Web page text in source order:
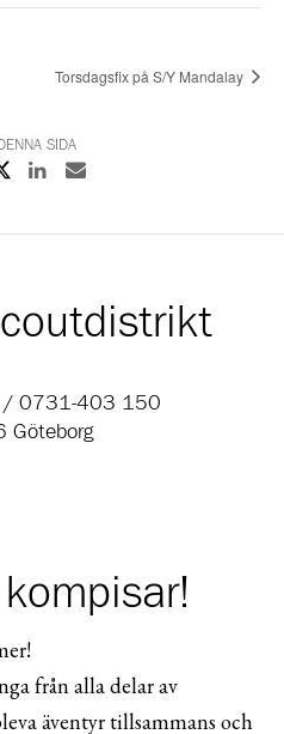
Torsdagsfix på S/Y Mandalay
SIDA
Facebook
på X
Dela på Linkedin
Dela med E-post
/ 0731-403 150
Göteborg
från alla delar av
äventyr tillsammans och